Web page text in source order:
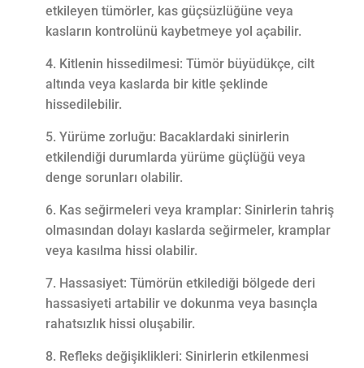
etkileyen tümörler, kas güçsüzlüğüne veya
kasların kontrolünü kaybetmeye yol açabilir.
Kitlenin hissedilmesi: Tümör büyüdükçe, cilt
altında veya kaslarda bir kitle şeklinde
hissedilebilir.
Yürüme zorluğu: Bacaklardaki sinirlerin
etkilendiği durumlarda yürüme güçlüğü veya
denge sorunları olabilir.
Kas seğirmeleri veya kramplar: Sinirlerin tahriş
olmasından dolayı kaslarda seğirmeler, kramplar
veya kasılma hissi olabilir.
Hassasiyet: Tümörün etkilediği bölgede deri
hassasiyeti artabilir ve dokunma veya basınçla
rahatsızlık hissi oluşabilir.
Refleks değişiklikleri: Sinirlerin etkilenmesi